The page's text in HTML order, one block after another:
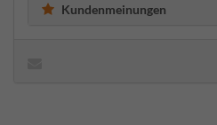
Kundenmeinungen